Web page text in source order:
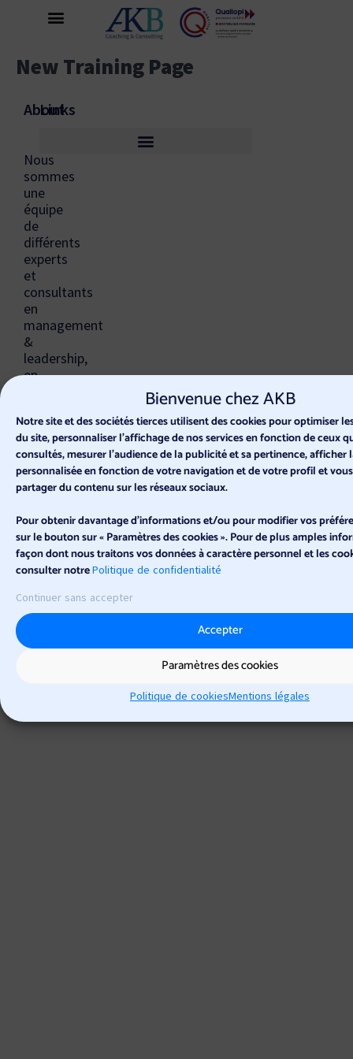
Bienvenue chez AKB
Notre site et des sociétés tierces utilisent des cookies pour optimiser
du site, personnaliser l’affichage de nos services en fonction de ceux
consultés, mesurer l'audience de la publicité et sa pertinence, afficher
personnalisée en fonction de votre navigation et de votre profil et
partager du contenu sur les réseaux sociaux.
Pour obtenir davantage d'informations et/ou pour modifier vos
sur le bouton sur « Paramètres des cookies ». Pour de plus amples
façon dont nous traitons vos données à caractère personnel et les
consulter notrePolitique de confidentialité
Continuer sans accepter
Accepter
Paramètres des cookies
Politique de cookiesMentions légales
New Training Page
About
Nous
sommes
une
équipe
de
différents
experts
et
consultants
en
management
&
leadership,
en
franco-
allemands
et
en
gestion
conflits.
Links
Ⓒ 2026 AKB, All Rights Reserved
Mentions légales et et politique de confidentialité
Mise à jour le 13/02/2026